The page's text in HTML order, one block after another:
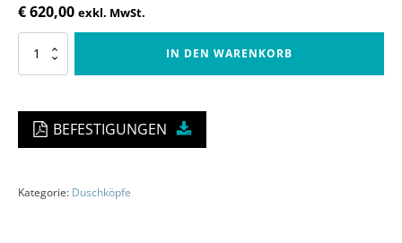
€620,00 exkl. MwSt.
Wanddusche
Menge
IN DEN WARENKORB
BEFESTIGUNGEN
Kategorie: Duschköpfe